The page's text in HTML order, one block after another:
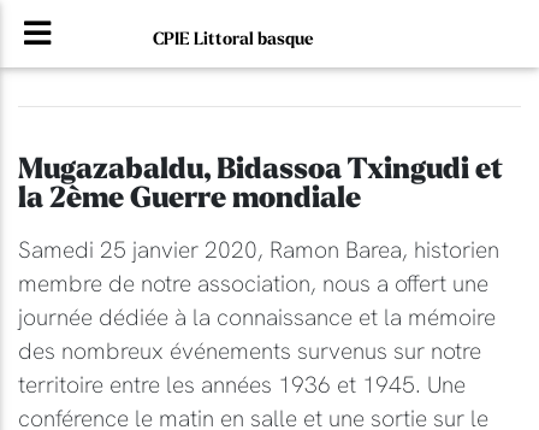
CPIE Littoral basque
Mugazabaldu, Bidassoa Txingudi et
la 2ème Guerre mondiale
Samedi 25 janvier 2020, Ramon Barea, historien
membre de notre association, nous a offert une
journée dédiée à la connaissance et la mémoire
des nombreux événements survenus sur notre
territoire entre les années 1936 et 1945. Une
conférence le matin en salle et une sortie sur le